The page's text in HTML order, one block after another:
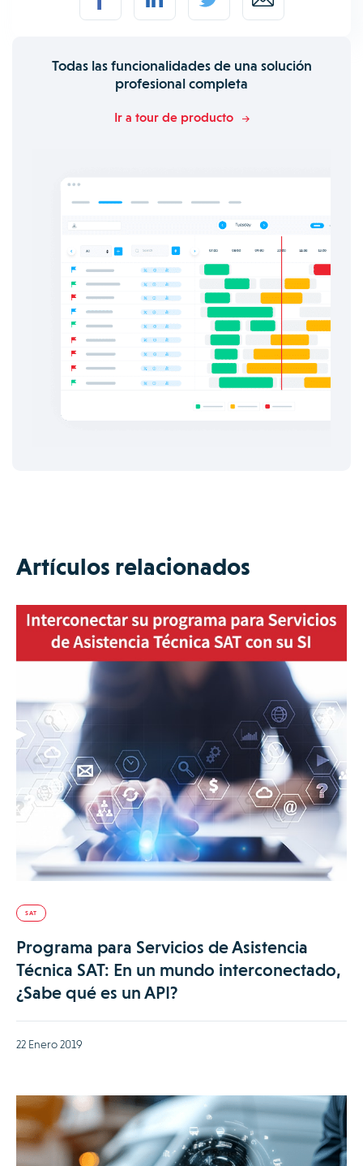
Todas las funcionalidades de una solución
profesional completa
Ir a tour de producto
Artículos relacionados
SAT
Programa para Servicios de Asistencia
Técnica SAT: En un mundo interconectado,
¿Sabe qué es un API?
22 Enero 2019